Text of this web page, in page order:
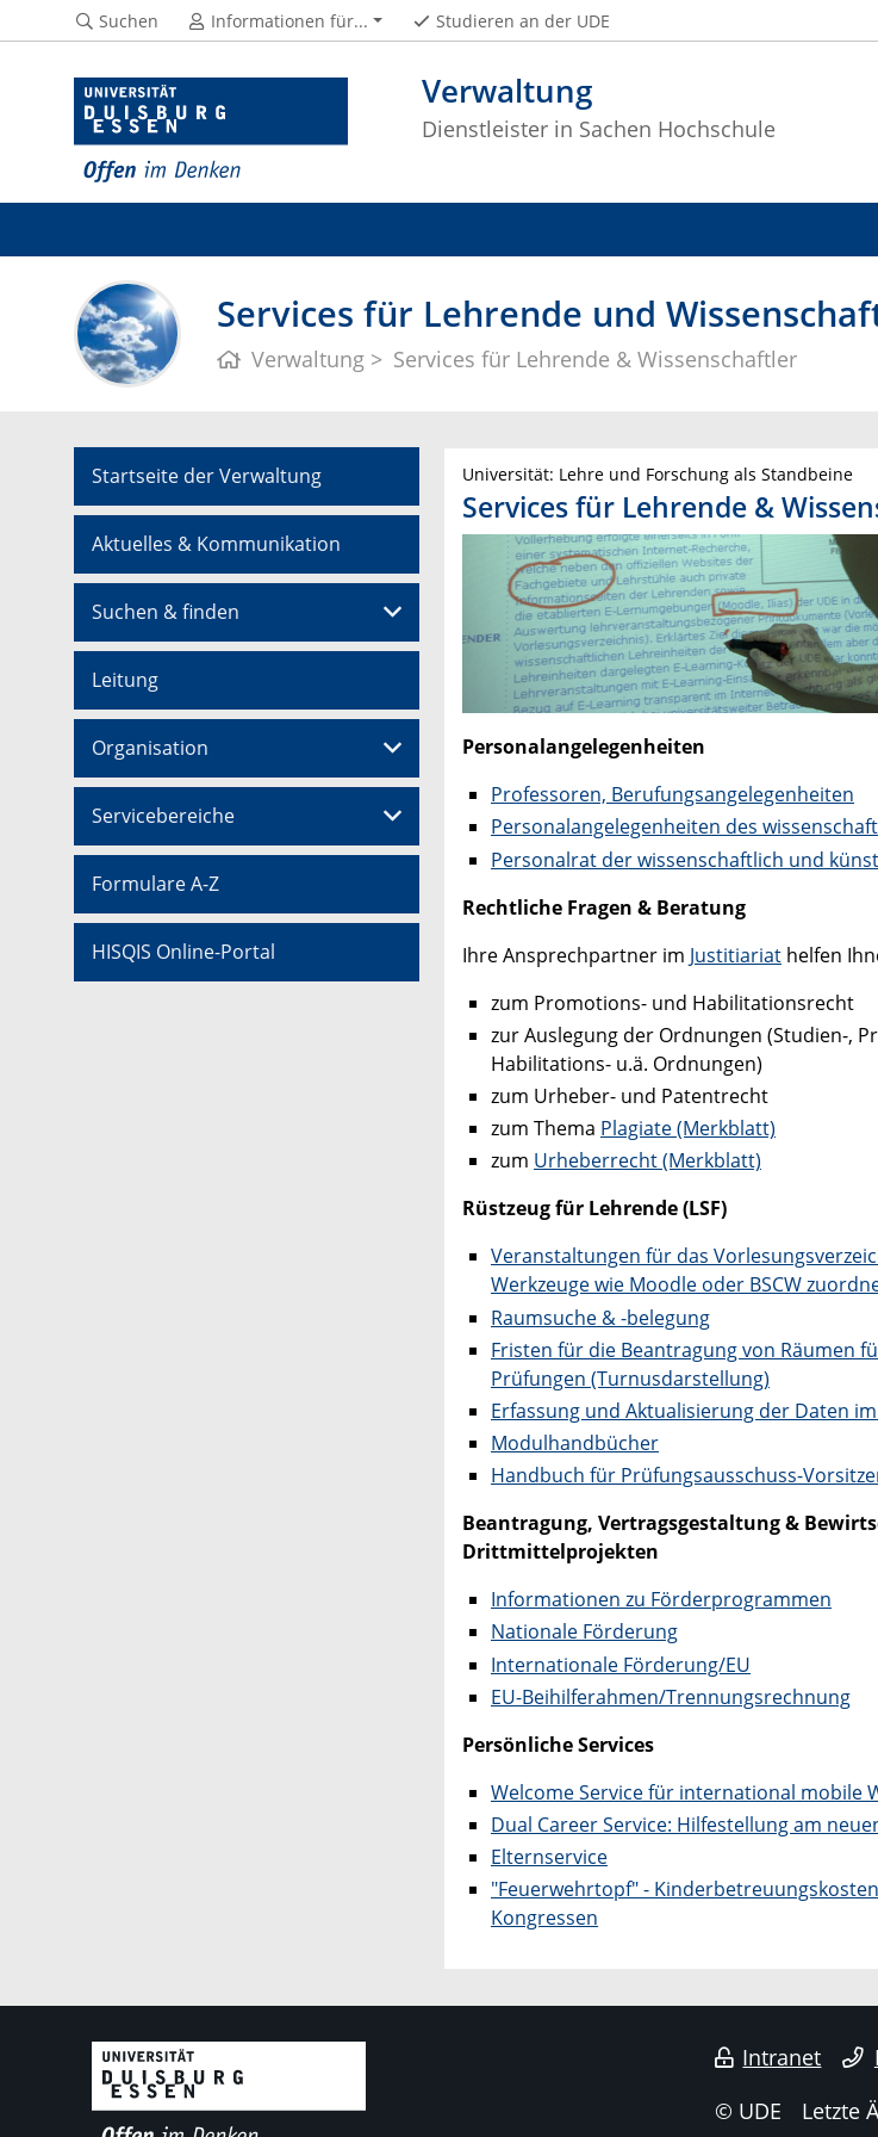
Verwaltung
Dienstleister in Sachen Hochschule
Suchen Informationen für... Studieren an der UDE
Services für Lehrende und
Verwaltung Services für Lehrende & Wissenschaftler
Startseite der Verwaltung
Aktuelles & Kommunikation
Suchen & finden
Leitung
Organisation
Servicebereiche
Formulare A-Z
HISQIS Online-Portal
Universität: Lehre und Forschung als Standbeine
Services für Lehrende &
Personalangelegenheiten
Professoren, Berufungsangelegenheiten
Personalangelegenheiten des
Personalrat der wissenschaftlich und
Rechtliche Fragen & Beratung
Ihre Ansprechpartner im Justitiariat helfen
zum Promotions- und Habilitationsrecht
zur Auslegung der Ordnungen (Studien-,
Habilitations- u.ä. Ordnungen)
zum Urheber- und Patentrecht
zum Thema Plagiate (Merkblatt)
zum Urheberrecht (Merkblatt)
Rüstzeug für Lehrende (LSF)
Veranstaltungen für das
Werkzeuge wie Moodle oder BSCW
Raumsuche & -belegung
Fristen für die Beantragung von Räumen
Prüfungen (Turnusdarstellung)
Erfassung und Aktualisierung der Daten
Modulhandbücher
Handbuch für Prüfungsausschuss-
Beantragung, Vertragsgestaltung &
Drittmittelprojekten
Informationen zu Förderprogrammen
Nationale Förderung
Internationale Förderung/EU
EU-Beihilferahmen/Trennungsrechnung
Persönliche Services
Welcome Service für international mobile
Dual Career Service: Hilfestellung am
Elternservice
"Feuerwehrtopf" -
Kongressen
Intranet
© UDE
Letzte